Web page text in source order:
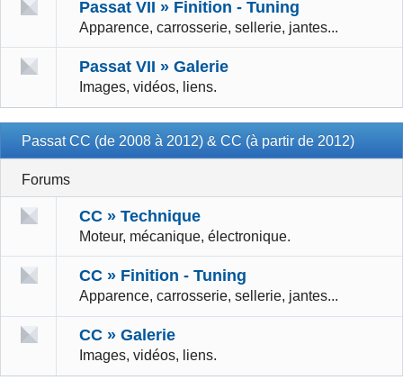
Passat VII » Finition - Tuning
Apparence, carrosserie, sellerie, jantes...
Passat VII » Galerie
Images, vidéos, liens.
Passat CC (de 2008 à 2012) & CC (à partir de 2012)
Forums
CC » Technique
Moteur, mécanique, électronique.
CC » Finition - Tuning
Apparence, carrosserie, sellerie, jantes...
CC » Galerie
Images, vidéos, liens.